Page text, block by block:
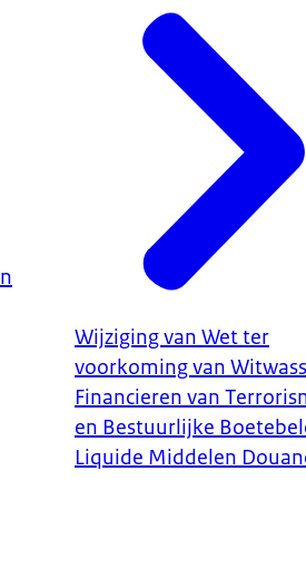
Wijziging van Wet ter
voorkoming van
Financieren van
en Bestuurlijke
Liquide Middelen